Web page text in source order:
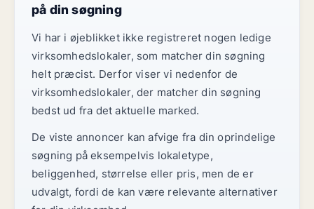
på din søgning
Vi har i øjeblikket ikke registreret nogen ledige
virksomhedslokaler, som matcher din søgning
helt præcist. Derfor viser vi nedenfor de
virksomhedslokaler, der matcher din søgning
bedst ud fra det aktuelle marked.
De viste annoncer kan afvige fra din oprindelige
søgning på eksempelvis lokaletype,
beliggenhed, størrelse eller pris, men de er
udvalgt, fordi de kan være relevante alternativer